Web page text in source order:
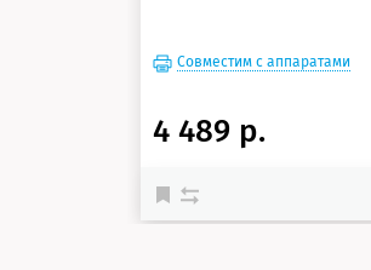
Совместим с аппаратами
4 489 р.